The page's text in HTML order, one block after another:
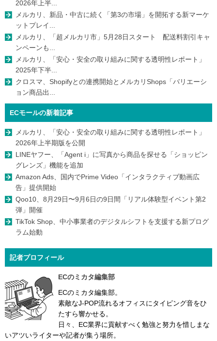
2026年上半...
メルカリ、新品・中古に続く「第3の市場」を開拓する新マーケ
ットプレイ...
メルカリ、「超メルカリ市」5月28日スタート 配送料割引キャ
ンペーンも...
メルカリ、「安心・安全の取り組みに関する透明性レポート」
2025年下半...
クロスマ、Shopifyとの連携開始とメルカリShops「バリエーシ
ョン商品出...
ECモールの新着記事
メルカリ、「安心・安全の取り組みに関する透明性レポート」
2026年上半期版を公開
LINEヤフー、「Agent i」に写真から商品を探せる「ショッピン
グレンズ」機能を追加
Amazon Ads、国内でPrime Video「インタラクティブ動画広
告」提供開始
Qoo10、8月29日〜9月6日の9日間「リアル体験型イベント第2
弾」開催
TikTok Shop、中小事業者のデジタルシフトを支援する新プログ
ラム始動
記者プロフィール
ECのミカタ編集部
ECのミカタ編集部。
素敵なJ-POP流れるオフィスにタイピング音をひ
たすら響かせる。
日々、EC業界に貢献すべく勉強と努力を惜しまな
いアツいライターや記者が集う場所。